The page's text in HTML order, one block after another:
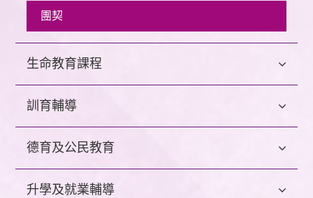
團契
生命教育課程
訓育輔導
德育及公民教育
升學及就業輔導